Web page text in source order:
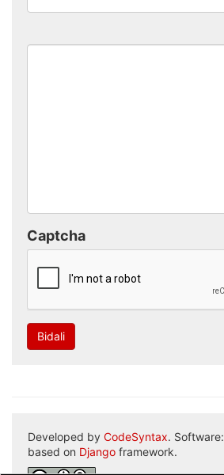
Captcha
Bidali
Developed by CodeSyntax. Software:
based on Django framework.